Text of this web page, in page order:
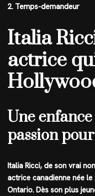
2. Temps-demandeur
Italia
actrice
Une
passion
Italia Ricci, de son vrai
actrice canadienne née
Ontario. Dès son plus